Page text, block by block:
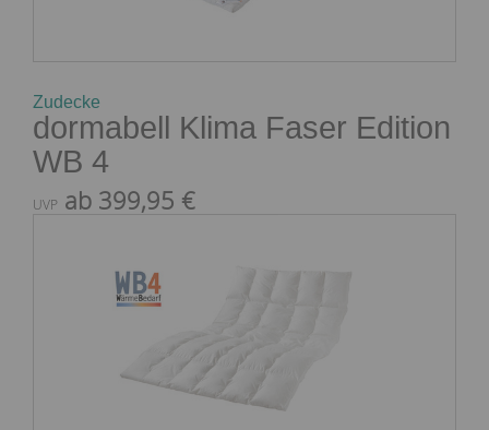
Zudecke
dormabell Klima Faser Edition
WB 4
UVP ab 399,95 €